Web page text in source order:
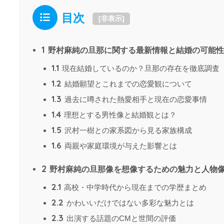
目次 [非表示]
1 野村麻純の旦那に関する最新情報と結婚の可能性
1.1 現在結婚しているのか？旦那の存在を徹底調査
1.2 結婚願望とこれまでの恋愛観について
1.3 過去に噂された熱愛相手と現在の恋愛事情
1.4 理想とする男性像と結婚観とは？
1.5 沢村一樹との家系図から見る家族構成
1.6 両親や家庭環境が与えた影響とは
2 野村麻純の旦那像を想像するための魅力と人物
2.1 高校・中学時代から現在までの学歴まとめ
2.2 かわいいだけではない多彩な魅力とは
2.3 出演する話題のCMと世間の評価